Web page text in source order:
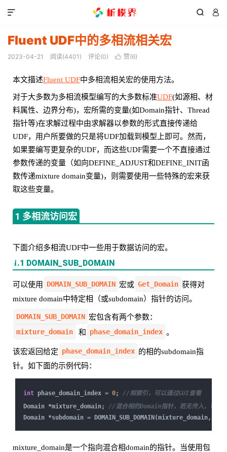
 

Fluent UDF中的多相流相关宏
2023-04-21 阅读(4401 ) 评论(0)  赞(6)
本文描述Fluent UDF中多相流相关宏的使用方法。
对于大多数为多相流模型编写的大多数标准UDF(如源相、材
料属性、边界分布)，宏所需的变量(如Domain指针、Thread
指针等)在求解过程中由求解器以参数的形式直接传递给
UDF，用户所要做的只是将UDF加载到模型上即可。然而，
如果要编写更复杂的UDF，而这些UDF需要一个不直接通过
参数传递的变量（如向DEFINE_ADJUST和DEFINE_INIT函
数传递mixture domain变量)，则需要使用一些特殊的宏来获
取这些变量。
1 多相流访问宏
下面介绍多相流UDF中一些用于数据访问的宏。
1.1 DOMAIN_SUB_DOMAIN
可以使用 DOMAIN_SUB_DOMAIN 宏或 Get_Domain 获得对
mixture domain中特定相（或subdomain）指针的访问。
DOMAIN_SUB_DOMAIN 宏包含有两个参数：
mixture_domain
和 phase_domain_index 。
该宏返回给定 phase_domain_index 的相的subdomain指
针。如下面的示例代码：
int phase_domain_index = 0; //相索引，可以通过GUI查看
Domain *mixture_domain; //混合相的Domain指针，若无传入，可以
Domain *subdomain =
mixture_domain是一个指向混合相domain的指针。当使用包